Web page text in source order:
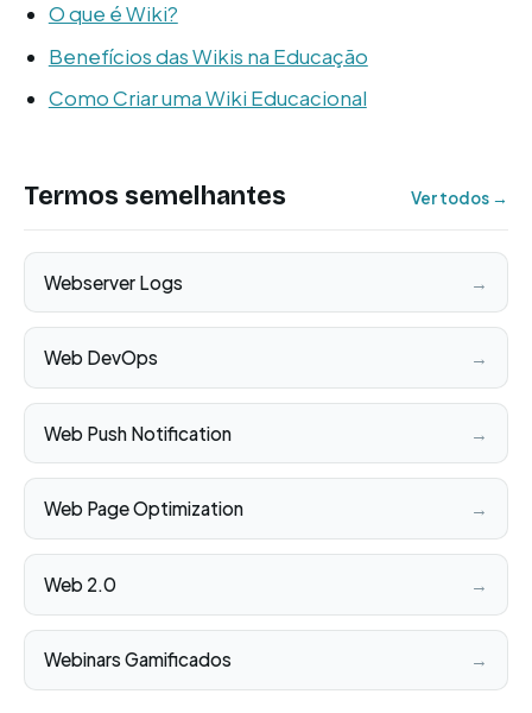
O que é Wiki?
Benefícios das Wikis na Educação
Como Criar uma Wiki Educacional
Termos semelhantes Ver todos →
Webserver Logs →
Web DevOps →
Web Push Notification →
Web Page Optimization →
Web 2.0 →
Webinars Gamificados →